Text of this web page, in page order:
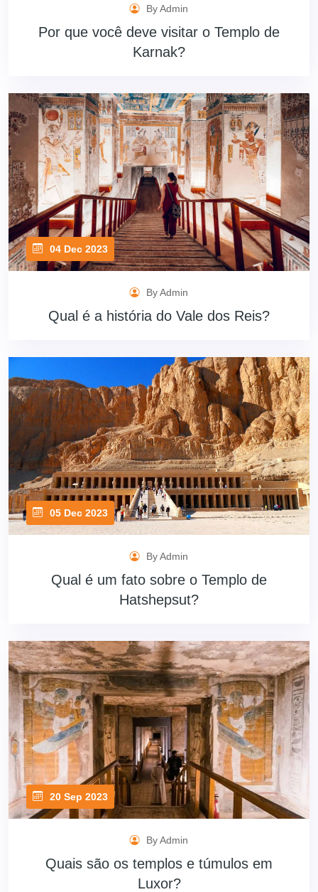
By Admin
Por que você deve visitar o Templo de
Karnak?
04 Dec 2023
By Admin
Qual é a história do Vale dos Reis?
05 Dec 2023
By Admin
Qual é um fato sobre o Templo de
Hatshepsut?
20 Sep 2023
By Admin
Quais são os templos e túmulos em
Luxor?